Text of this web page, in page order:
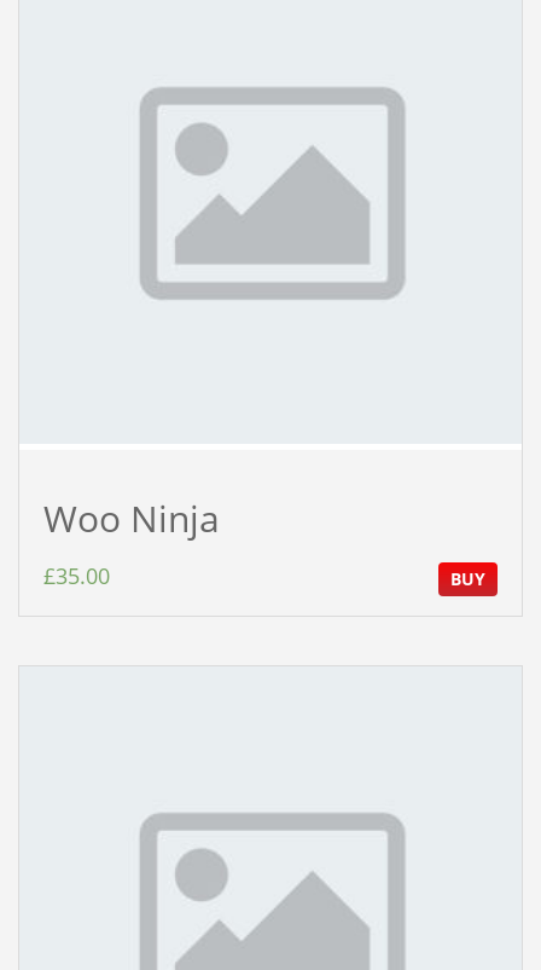
Woo Ninja
£35.00 BUY